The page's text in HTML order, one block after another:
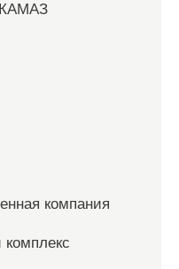
компания
комплекс